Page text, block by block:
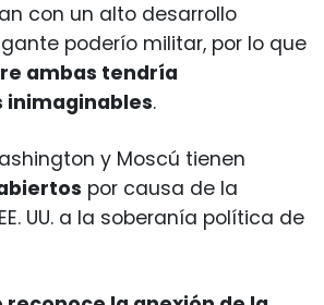
con un alto desarrollo
poderío militar, por lo que
ambas tendría
inimaginables.
y Moscú tienen
por causa de la
UU. a la soberanía política de